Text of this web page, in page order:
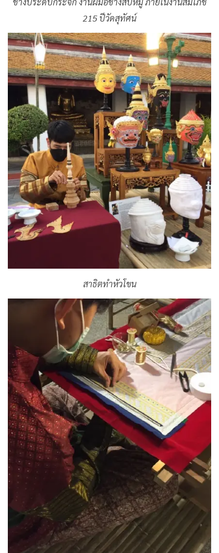
215 ปีวัดสุทัศน์
สาธิตทำหัวโขน